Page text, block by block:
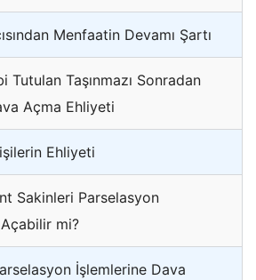
Menfaatin Devamı Şartı
Tutulan Taşınmazı Sonradan
Açma Ehliyeti
Ehliyeti
Sakinleri Parselasyon
mi?
İşlemlerine Dava